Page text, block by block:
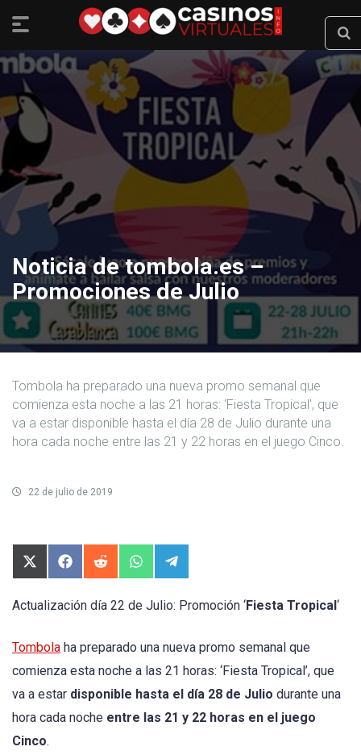
Noticia de tombola.es –
Promociones de Julio
Tombola ha preparado una nueva promo semanal que
comienza esta noche a las 21 horas: ‘Fiesta Tropical’, que
va a estar disponible hasta el día 28 de Julio durante una
hora cada noche entre las 21 y 22 horas en el juego Cinco.
22 de julio de 2019
Compartir
en
(Twitter)
Compartir
en
Compartir
en
Compartir
en
Compartir
en
Actualización día 22 de Julio: Promoción ‘Fiesta Tropical‘
Tombola ha preparado una nueva promo semanal que
comienza esta noche a las 21 horas: ‘Fiesta Tropical’, que
va a estar disponible hasta el día 28 de Julio durante una
hora cada noche entre las 21 y 22 horas en el juego
Cinco.